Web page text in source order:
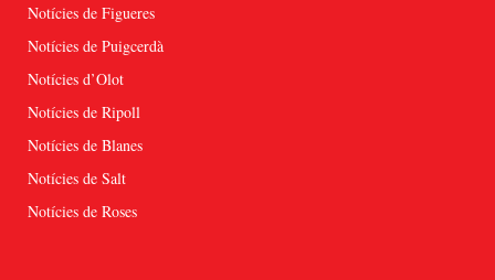
Notícies de Figueres
Notícies de Puigcerdà
Notícies d’Olot
Notícies de Ripoll
Notícies de Blanes
Notícies de Salt
Notícies de Roses